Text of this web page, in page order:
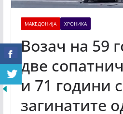
МАКЕДОНИЈА ХРОНИКА
Возач на 59
две
и 71 години
загинатите